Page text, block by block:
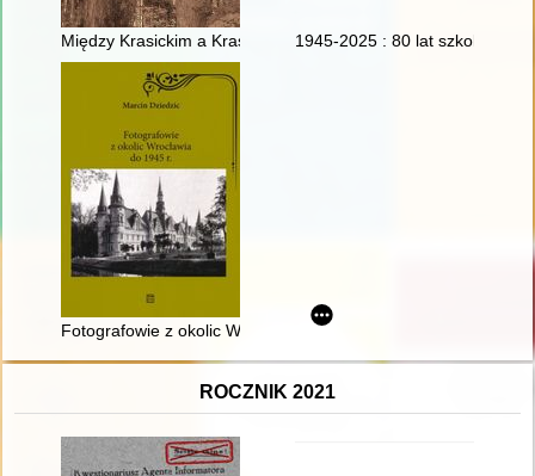
Między Krasickim a Krasickim 1945-2025 : 80 lat szkolnictwa
Fotografowie z okolic Wrocławia do 1945 r
ROCZNIK 2021